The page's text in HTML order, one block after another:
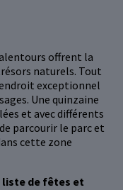
offrent la
naturels. Tout
exceptionnel
Une quinzaine
et avec différents
parcourir le parc et
cette zone
liste de fêtes et